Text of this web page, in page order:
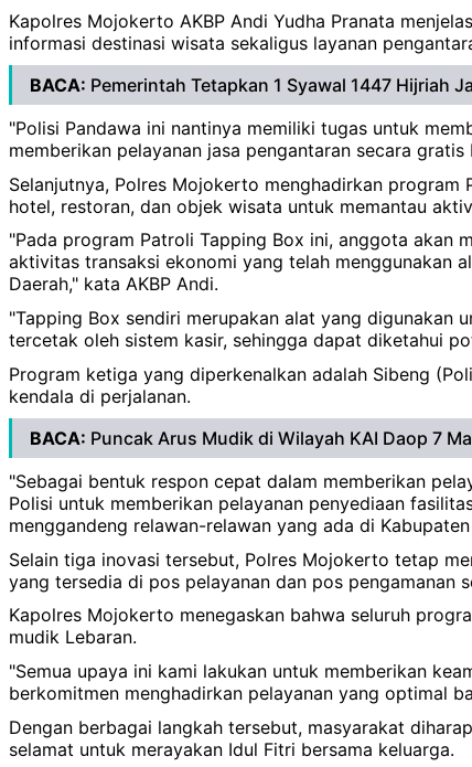
Kapolres Mojokerto AKBP Andi Yudha Pranata
informasi destinasi wisata sekaligus layanan
BACA: Pemerintah Tetapkan 1 Syawal 1447 Hijriah
"Polisi Pandawa ini nantinya memiliki tugas untuk
memberikan pelayanan jasa pengantaran secara
Selanjutnya, Polres Mojokerto menghadirkan
hotel, restoran, dan objek wisata untuk memantau
"Pada program Patroli Tapping Box ini, anggota akan
aktivitas transaksi ekonomi yang telah menggunakan
Daerah," kata AKBP Andi.
"Tapping Box sendiri merupakan alat yang digunakan
tercetak oleh sistem kasir, sehingga dapat diketahui
Program ketiga yang diperkenalkan adalah Sibeng
kendala di perjalanan.
BACA: Puncak Arus Mudik di Wilayah KAI Daop 7
"Sebagai bentuk respon cepat dalam memberikan
Polisi untuk memberikan pelayanan penyediaan
menggandeng relawan-relawan yang ada di
Selain tiga inovasi tersebut, Polres Mojokerto tetap
yang tersedia di pos pelayanan dan pos pengamanan
Kapolres Mojokerto menegaskan bahwa seluruh
mudik Lebaran.
"Semua upaya ini kami lakukan untuk memberikan
berkomitmen menghadirkan pelayanan yang optimal
Dengan berbagai langkah tersebut, masyarakat
selamat untuk merayakan Idul Fitri bersama keluarga.